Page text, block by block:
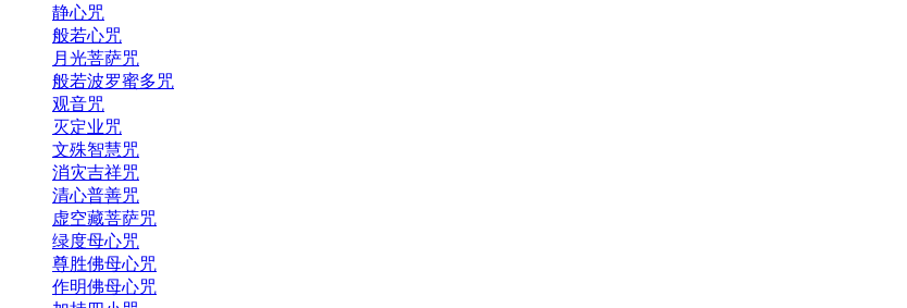
静心咒
般若心咒
月光菩萨咒
般若波罗蜜多咒
观音咒
灭定业咒
文殊智慧咒
消灾吉祥咒
清心普善咒
虚空藏菩萨咒
绿度母心咒
尊胜佛母心咒
作明佛母心咒